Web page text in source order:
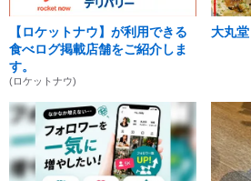
【ロケットナウ】が利用できる
食べログ掲載店舗をご紹介しま
す。
(ロケットナウ)
大丸堂